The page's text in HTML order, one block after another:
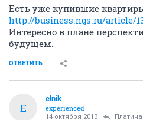
Есть уже купившие
http://business.ngs.ru/article/
Интересно в плане
будущем.
ОТВЕТИТЬ
E
elnik
experienced
14 октября 2013 Платина